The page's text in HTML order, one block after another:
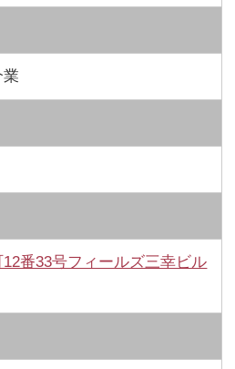
番33号フィールズ三幸ビル